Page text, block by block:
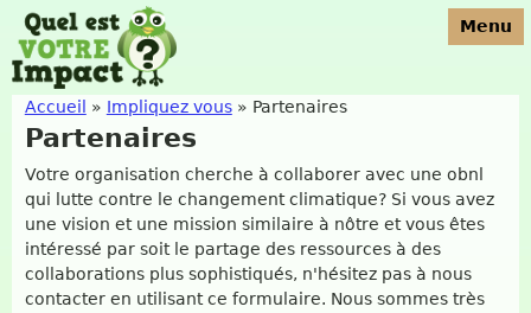
Vous êtes ici
Accueil » Impliquez vous » Partenaires
Partenaires
Votre organisation cherche à collaborer avec une obnl
qui lutte contre le changement climatique? Si vous avez
une vision et une mission similaire à nôtre et vous êtes
intéressé par soit le partage des ressources à des
collaborations plus sophistiqués, n'hésitez pas à nous
contacter en utilisant ce formulaire. Nous sommes très
Menu